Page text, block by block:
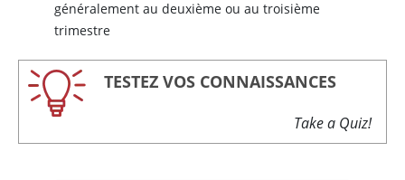
généralement au deuxième ou au troisième
trimestre
TESTEZ VOS CONNAISSANCES
Take a Quiz!